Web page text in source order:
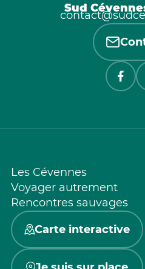
Sud
Les Cévennes
Voyager autrement
Rencontres sauvages
Carte interactive